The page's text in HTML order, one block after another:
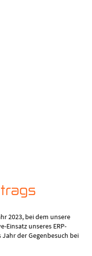
2023, bei dem unsere
Einsatz unseres ERP-
der Gegenbesuch bei